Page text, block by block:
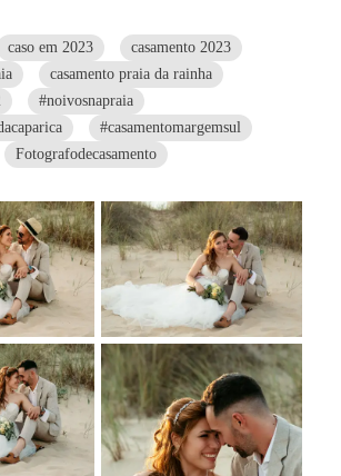
caso em 2023
casamento 2023
casamento praia da rainha
#noivosnapraia
#casamentomargemsul
Fotografodecasamento